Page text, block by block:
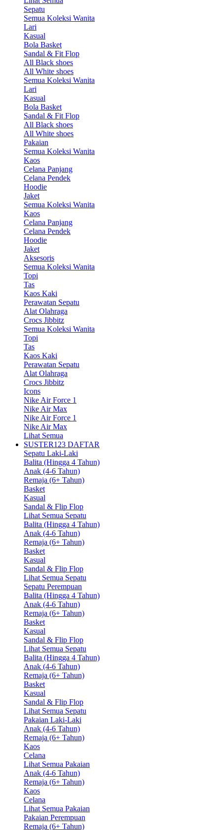
Sepatu
Semua Koleksi Wanita
Lari
Kasual
Bola Basket
Sandal & Fit Flop
All Black shoes
All White shoes
Semua Koleksi Wanita
Lari
Kasual
Bola Basket
Sandal & Fit Flop
All Black shoes
All White shoes
Pakaian
Semua Koleksi Wanita
Kaos
Celana Panjang
Celana Pendek
Hoodie
Jaket
Semua Koleksi Wanita
Kaos
Celana Panjang
Celana Pendek
Hoodie
Jaket
Aksesoris
Semua Koleksi Wanita
Topi
Tas
Kaos Kaki
Perawatan Sepatu
Alat Olahraga
Crocs Jibbitz
Semua Koleksi Wanita
Topi
Tas
Kaos Kaki
Perawatan Sepatu
Alat Olahraga
Crocs Jibbitz
Icons
Nike Air Force 1
Nike Air Max
Nike Air Force 1
Nike Air Max
Lihat Semua
SUSTER123 DAFTAR
Sepatu Laki-Laki
Balita (Hingga 4 Tahun)
Anak (4-6 Tahun)
Remaja (6+ Tahun)
Basket
Kasual
Sandal & Flip Flop
Lihat Semua Sepatu
Balita (Hingga 4 Tahun)
Anak (4-6 Tahun)
Remaja (6+ Tahun)
Basket
Kasual
Sandal & Flip Flop
Lihat Semua Sepatu
Sepatu Perempuan
Balita (Hingga 4 Tahun)
Anak (4-6 Tahun)
Remaja (6+ Tahun)
Basket
Kasual
Sandal & Flip Flop
Lihat Semua Sepatu
Balita (Hingga 4 Tahun)
Anak (4-6 Tahun)
Remaja (6+ Tahun)
Basket
Kasual
Sandal & Flip Flop
Lihat Semua Sepatu
Pakaian Laki-Laki
Anak (4-6 Tahun)
Remaja (6+ Tahun)
Kaos
Celana
Lihat Semua Pakaian
Anak (4-6 Tahun)
Remaja (6+ Tahun)
Kaos
Celana
Lihat Semua Pakaian
Pakaian Perempuan
Remaja (6+ Tahun)